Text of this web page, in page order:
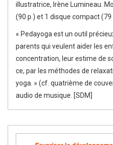
illustratrice, Irène Lumineau.
(90 p.) et 1 disque compact (79
« Pedayoga est un outil
parents qui veulent aider les
concentration, leur estime de
ce, par les méthodes de
yoga. » (cf. quatrième de
audio de musique. [SDM]